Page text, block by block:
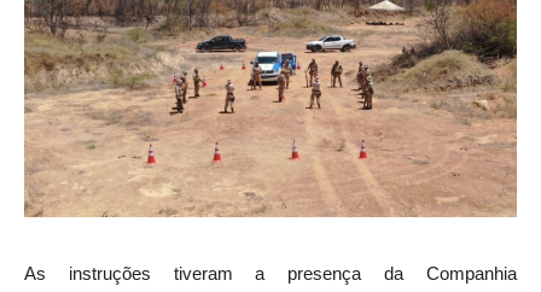
As instruções tiveram a presença da Companhia